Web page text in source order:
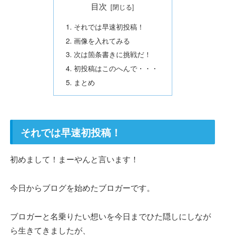
目次
それでは早速初投稿！
画像を入れてみる
次は箇条書きに挑戦だ！
初投稿はこのへんで・・・
まとめ
それでは早速初投稿！
初めまして！まーやんと言います！
今日からブログを始めたブロガーです。
ブロガーと名乗りたい想いを今日までひた隠しにしなが
ら生きてきましたが、